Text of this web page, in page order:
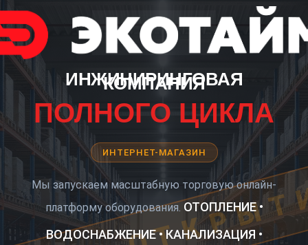
ИНЖИНИРИНГОВАЯ
КОМПАНИЯ
ПОЛНОГО ЦИКЛА
ИНТЕРНЕТ-МАГАЗИН
Мы запускаем масштабную торговую онлайн-
платформу оборудования. ОТОПЛЕНИЕ •
ВОДОСНАБЖЕНИЕ • КАНАЛИЗАЦИЯ •